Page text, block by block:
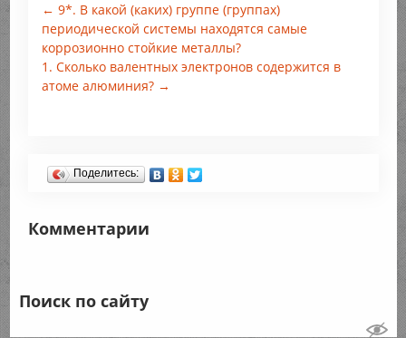
← 9*. В какой (каких) группе (группах)
периодической системы находятся самые
коррозионно стойкие металлы?
1. Сколько валентных электронов содержится в
атоме алюминия? →
Поделитесь:
Комментарии
Поиск по сайту